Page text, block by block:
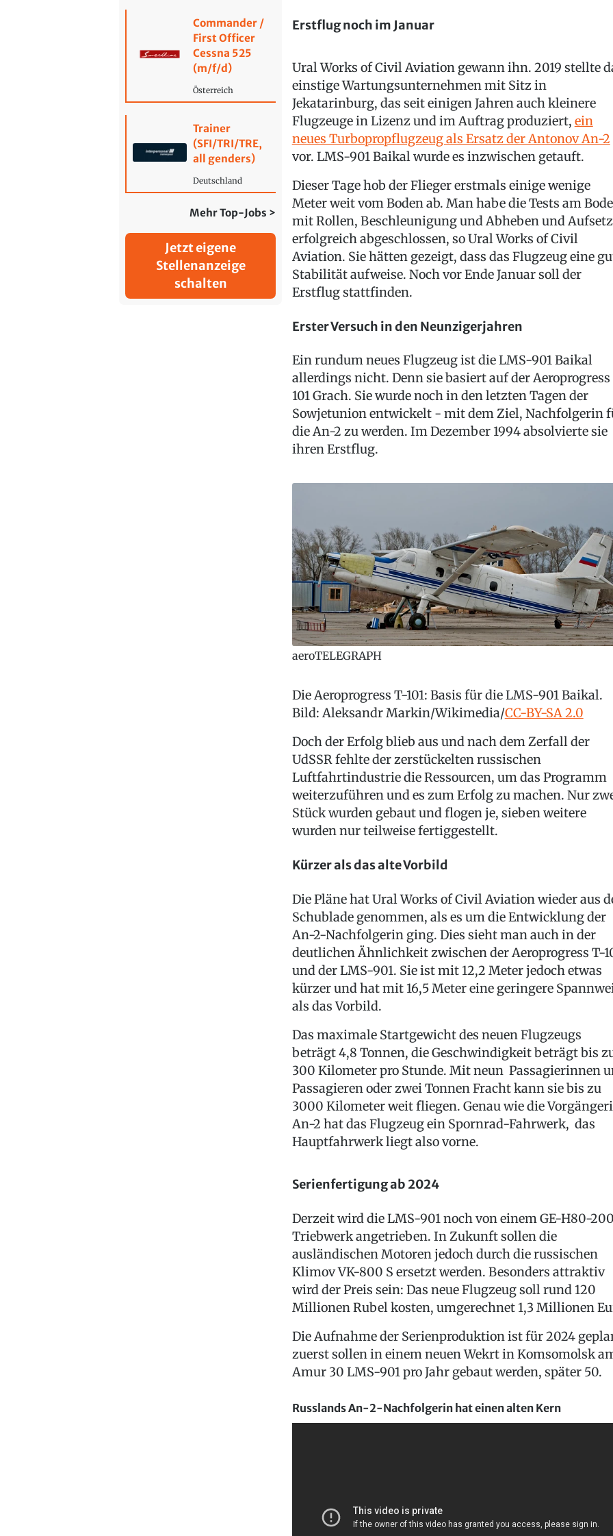
Commander /
First Officer
Cessna 525
(m/f/d)
Österreich
Trainer
(SFI/TRI/TRE,
all genders)
Deutschland
Mehr Top-Jobs >
Jetzt eigene
Stellenanzeige
schalten
Erstflug noch im Januar
Ural Works of Civil Aviation gewann ihn. 2019 stellte
einstige Wartungsunternehmen mit Sitz in
Jekatarinburg, das seit einigen Jahren auch kleinere
Flugzeuge in Lizenz und im Auftrag produziert, ein
neues Turbopropflugzeug als Ersatz der Antonov An-2
vor. LMS-901 Baikal wurde es inzwischen getauft.
Dieser Tage hob der Flieger erstmals einige wenige
Meter weit vom Boden ab. Man habe die Tests am
mit Rollen, Beschleunigung und Abheben und
erfolgreich abgeschlossen, so Ural Works of Civil
Aviation. Sie hätten gezeigt, dass das Flugzeug eine
Stabilität aufweise. Noch vor Ende Januar soll der
Erstflug stattfinden.
Erster Versuch in den Neunzigerjahren
Ein rundum neues Flugzeug ist die LMS-901 Baikal
allerdings nicht. Denn sie basiert auf der Aeroprogress
101 Grach. Sie wurde noch in den letzten Tagen der
Sowjetunion entwickelt - mit dem Ziel, Nachfolgerin
die An-2 zu werden. Im Dezember 1994 absolvierte sie
ihren Erstflug.
aeroTELEGRAPH
Die Aeroprogress T-101: Basis für die LMS-901 Baikal.
Bild: Aleksandr Markin/Wikimedia/CC-BY-SA 2.0
Doch der Erfolg blieb aus und nach dem Zerfall der
UdSSR fehlte der zerstückelten russischen
Luftfahrtindustrie die Ressourcen, um das Programm
weiterzuführen und es zum Erfolg zu machen. Nur
Stück wurden gebaut und flogen je, sieben weitere
wurden nur teilweise fertiggestellt.
Kürzer als das alte Vorbild
Die Pläne hat Ural Works of Civil Aviation wieder aus
Schublade genommen, als es um die Entwicklung der
An-2-Nachfolgerin ging. Dies sieht man auch in der
deutlichen Ähnlichkeit zwischen der Aeroprogress T-
und der LMS-901. Sie ist mit 12,2 Meter jedoch etwas
kürzer und hat mit 16,5 Meter eine geringere
als das Vorbild.
Das maximale Startgewicht des neuen Flugzeugs
beträgt 4,8 Tonnen, die Geschwindigkeit beträgt bis
300 Kilometer pro Stunde. Mit neun Passagierinnen
Passagieren oder zwei Tonnen Fracht kann sie bis zu
3000 Kilometer weit fliegen. Genau wie die
An-2 hat das Flugzeug ein Spornrad-Fahrwerk, das
Hauptfahrwerk liegt also vorne.
Serienfertigung ab 2024
Derzeit wird die LMS-901 noch von einem GE-H80-
Triebwerk angetrieben. In Zukunft sollen die
ausländischen Motoren jedoch durch die russischen
Klimov VK-800 S ersetzt werden. Besonders attraktiv
wird der Preis sein: Das neue Flugzeug soll rund 120
Millionen Rubel kosten, umgerechnet 1,3 Millionen
Die Aufnahme der Serienproduktion ist für 2024
zuerst sollen in einem neuen Wekrt in Komsomolsk
Amur 30 LMS-901 pro Jahr gebaut werden, später 50.
Russlands An-2-Nachfolgerin hat einen alten Kern